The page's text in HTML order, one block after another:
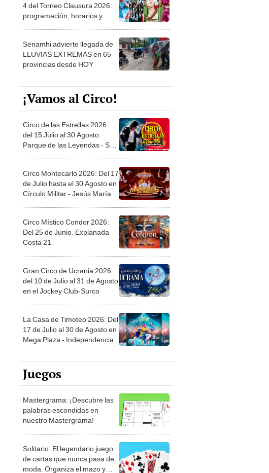
4 del Torneo Clausura 2026:
programación, horarios y
Senamhi advierte llegada de
LLUVIAS EXTREMAS en 65
provincias desde HOY
¡Vamos al Circo!
Circo de las Estrellas 2026:
del 15 Julio al 30 Agosto.
Parque de las Leyendas - San
Circo Montecarlo 2026: Del 17
de Julio hasta el 30 Agosto en
Círculo Militar - Jesús María
Circo Místico Condor 2026:
Del 25 de Junio. Explanada
Costa 21
Gran Circo de Ucrania 2026:
del 10 de Julio al 31 de Agosto
en el Jockey Club-Surco
La Casa de Timoteo 2026: Del
17 de Julio al 30 de Agosto en
Mega Plaza - Independencia
Juegos
Mastergrama: ¡Descubre las
palabras escondidas en
nuestro Mastergrama!
Solitario: El legendario juego
de cartas que nunca pasa de
moda. Organiza el mazo y